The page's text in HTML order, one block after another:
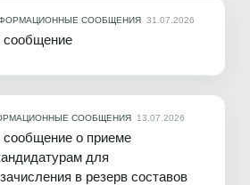
СООБЩЕНИЯ 31.07.2026
СООБЩЕНИЯ 13.07.2026
о приеме
для
в резерв составов